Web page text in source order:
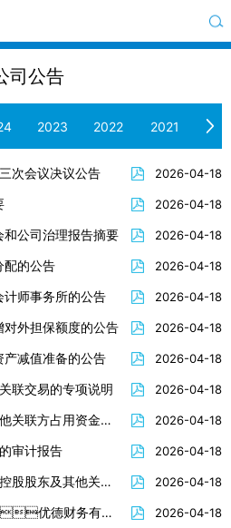
司公告
2023 2022 2021
2017 2016
2009
2026-04-18
次会议决议公告
2026-04-18
2026-04-18
公司治理报告摘要
2026-04-18
配的公告
2026-04-18
师事务所的公告
2026-04-18
外担保额度的公告
2026-04-18
减值准备的公告
2026-04-18
联交易的专项说明
2026-04-18
会计师事务所对控股股东及其他关联方占用资金情况的专项报告
2026-04-18
审计报告
2026-04-18
中国建筑股份有限公司规范与控股股东及其他关联方资金往来管理办法（2026年4月修订）
2026-04-18
中国建筑关于对w88优德财务有限公司的风险持续评估报告